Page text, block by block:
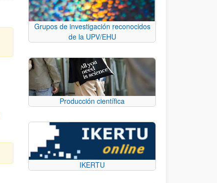
Grupos de investigación reconocidos
de la UPV/EHU
Producción científica
IKERTU